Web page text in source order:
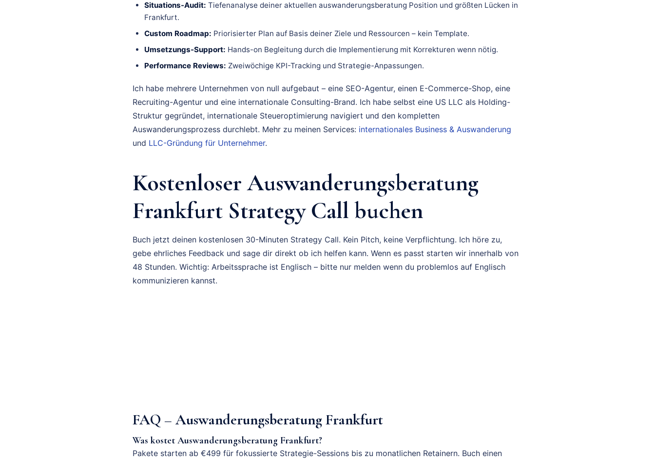
Situations-Audit: Tiefenanalyse deiner aktuellen auswanderungsberatung Position und größten Lücken in
Frankfurt.
Custom Roadmap: Priorisierter Plan auf Basis deiner Ziele und Ressourcen – kein Template.
Umsetzungs-Support: Hands-on Begleitung durch die Implementierung mit Korrekturen wenn nötig.
Performance Reviews: Zweiwöchige KPI-Tracking und Strategie-Anpassungen.
Ich habe mehrere Unternehmen von null aufgebaut – eine SEO-Agentur, einen E-Commerce-Shop, eine
Recruiting-Agentur und eine internationale Consulting-Brand. Ich habe selbst eine US LLC als Holding-
Struktur gegründet, internationale Steueroptimierung navigiert und den kompletten
Auswanderungsprozess durchlebt. Mehr zu meinen Services: internationales Business & Auswanderung
und LLC-Gründung für Unternehmer.
Kostenloser Auswanderungsberatung
Frankfurt Strategy Call buchen
Buch jetzt deinen kostenlosen 30-Minuten Strategy Call. Kein Pitch, keine Verpflichtung. Ich höre zu,
gebe ehrliches Feedback und sage dir direkt ob ich helfen kann. Wenn es passt starten wir innerhalb von
48 Stunden. Wichtig: Arbeitssprache ist Englisch – bitte nur melden wenn du problemlos auf Englisch
kommunizieren kannst.
FAQ – Auswanderungsberatung Frankfurt
Was kostet Auswanderungsberatung Frankfurt?
Pakete starten ab €499 für fokussierte Strategie-Sessions bis zu monatlichen Retainern. Buch einen